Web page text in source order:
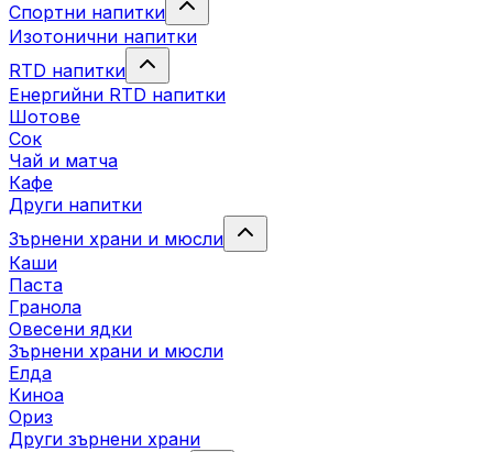
Спортни напитки
Изотонични напитки
RTD напитки
Енергийни RTD напитки
Шотове
Сок
Чай и матча
Кафе
Други напитки
Зърнени храни и мюсли
Каши
Паста
Гранола
Овесени ядки
Зърнени храни и мюсли
Елда
Киноа
Ориз
Други зърнени храни